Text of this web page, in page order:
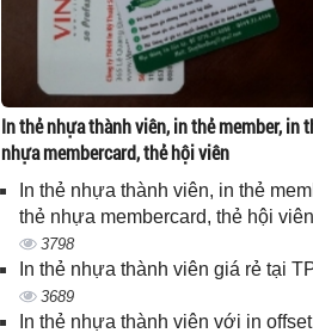
In thẻ nhựa thành viên, in thẻ member, in
nhựa membercard, thẻ hội viên
In thẻ nhựa thành viên, in thẻ
thẻ nhựa membercard, thẻ hội viên
3798
In thẻ nhựa thành viên giá rẻ tại
3689
In thẻ nhựa thành viên với in